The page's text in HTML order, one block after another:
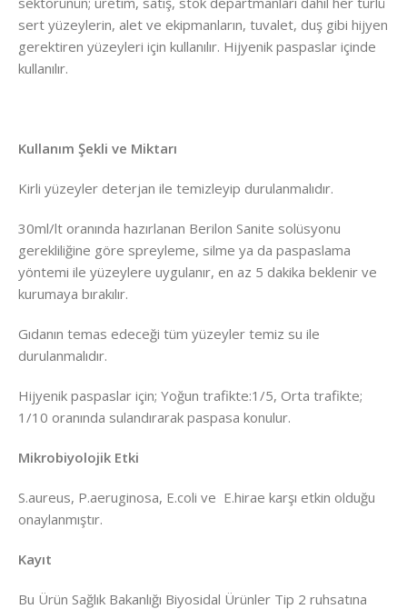
sert yüzeylerin, alet ve ekipmanların, tuvalet, duş gibi hijyen
gerektiren yüzeyleri için kullanılır. Hijyenik paspaslar içinde
kullanılır.
Kullanım Şekli ve Miktarı
Kirli yüzeyler deterjan ile temizleyip durulanmalıdır.
30ml/lt oranında hazırlanan Berilon Sanite solüsyonu
gerekliliğine göre spreyleme, silme ya da paspaslama
yöntemi ile yüzeylere uygulanır, en az 5 dakika beklenir ve
kurumaya bırakılır.
Gıdanın temas edeceği tüm yüzeyler temiz su ile
durulanmalıdır.
Hijyenik paspaslar için; Yoğun trafikte:1/5, Orta trafikte;
1/10 oranında sulandırarak paspasa konulur.
Mikrobiyolojik Etki
S.aureus, P.aeruginosa, E.coli ve E.hirae karşı etkin olduğu
onaylanmıştır.
Kayıt
Bu Ürün Sağlık Bakanlığı Biyosidal Ürünler Tip 2 ruhsatına